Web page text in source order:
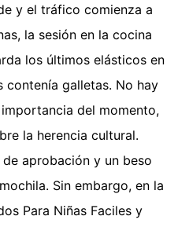
y el tráfico comienza a
la sesión en la cocina
los últimos elásticos en
contenía galletas. No hay
del momento,
la herencia cultural.
aprobación y un beso
Sin embargo, en la
Para Niñas Faciles y